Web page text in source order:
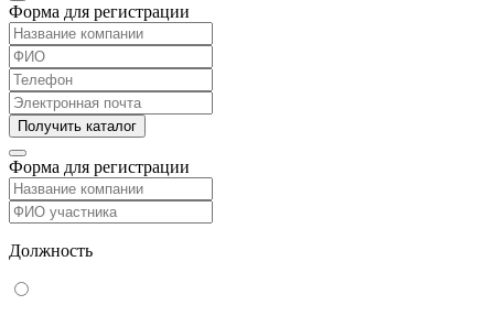
Форма для регистрации
Форма для регистрации
Должность